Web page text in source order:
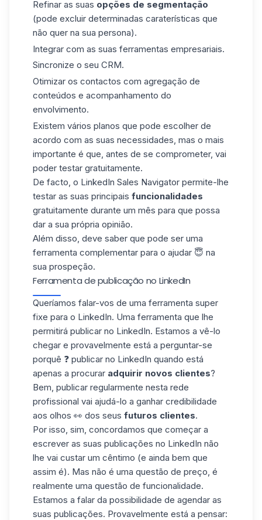
Refinar as suas opções de segmentação
(pode excluir determinadas caraterísticas que
não quer na sua persona).
Integrar com as suas ferramentas empresariais.
Sincronize o seu CRM.
Otimizar os contactos com agregação de
conteúdos e acompanhamento do
envolvimento.
Existem vários planos que pode escolher de
acordo com as suas necessidades, mas o mais
importante é que, antes de se comprometer, vai
poder testar gratuitamente.
De facto, o LinkedIn Sales Navigator permite-lhe
testar as suas principais funcionalidades
gratuitamente durante um mês para que possa
dar a sua própria opinião.
Além disso, deve saber que pode ser uma
ferramenta complementar para o ajudar 😇 na
sua prospeção.
Ferramenta de publicação no LinkedIn
Queríamos falar-vos de uma ferramenta super
fixe para o LinkedIn. Uma ferramenta que lhe
permitirá publicar no LinkedIn. Estamos a vê-lo
chegar e provavelmente está a perguntar-se
porquê ❓ publicar no LinkedIn quando está
apenas a procurar adquirir novos clientes?
Bem, publicar regularmente nesta rede
profissional vai ajudá-lo a ganhar credibilidade
aos olhos 👀 dos seus futuros clientes.
Por isso, sim, concordamos que começar a
escrever as suas publicações no LinkedIn não
lhe vai custar um cêntimo (e ainda bem que
assim é). Mas não é uma questão de preço, é
realmente uma questão de funcionalidade.
Estamos a falar da possibilidade de agendar as
suas publicações. Provavelmente está a pensar: